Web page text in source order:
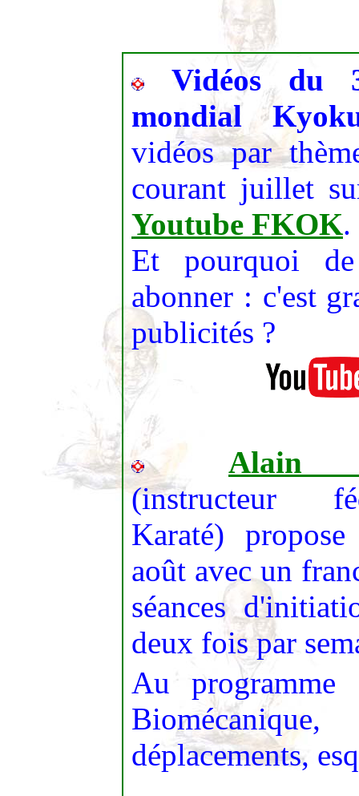
Vidéos du
mondial
vidéos par
courant juillet
Youtube FKOK.
Et pourquoi
abonner : c'est
publicités ?
Alain
(instructeur
Karaté)
août avec un
séances
deux fois par
Au programme
déplacements,